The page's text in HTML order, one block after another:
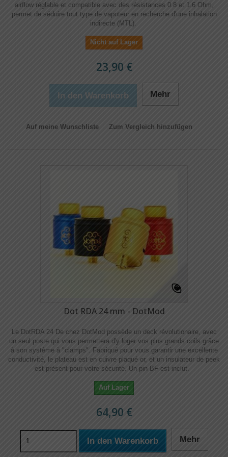
airflow réglable et compatible avec des résistances 0.8 et 1.6 Ohm,
permet de séduire tout type de vapoteur en recherche d'une inhalation
indirecte (MTL).
Nicht auf Lager
23,90 €
In den Warenkorb Mehr
Auf meine Wunschliste Zum Vergleich hinzufügen
Dot RDA 24 mm - DotMod
Le DotRDA 24 De chez DotMod possède un deck révolutionaire, avec
un seul poste qui vous permettera d'y loger vos plus grands coils grâce
à son système à "clamps". Fabriqué pour vous garantir une excellente
conductivité, le plateau est en cuivre plaqué or, et un insulateur de peek
est présent pour votre sécurité. Un pin BF est inclut.
Auf Lager
64,90 €
In den Warenkorb Mehr